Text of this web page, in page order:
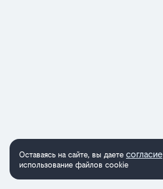
Оставаясь на сайте, вы даете согласие
использование файлов cookie